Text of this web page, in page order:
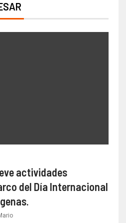
actividades
del Día Internacional